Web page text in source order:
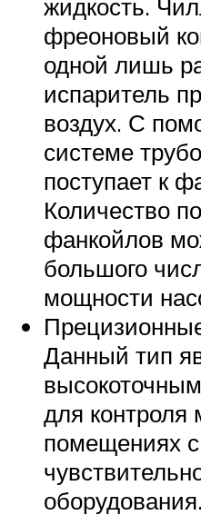
жидкость.
фреоновый
одной лишь
испаритель
воздух. С
системе
поступает к
Количество
фанкойлов
большого
мощности
Данный тип
для контроля
помещениях